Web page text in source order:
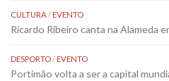
CULTURA/EVENTO
Ricardo Ribeiro canta na Alameda
DESPORTO/EVENTO
Portimão volta a ser a capital